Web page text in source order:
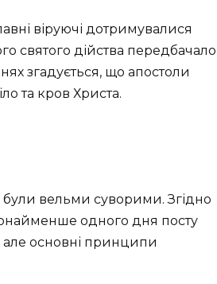
віруючі дотримувалися
святого дійства передбачало
згадується, що апостоли
та кров Христа.
були вельми суворими. Згідно
одного дня посту
основні принципи